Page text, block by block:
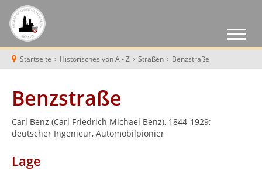
Startseite › Historisches von A - Z › Straßen › Benzstraße
Benzstraße
Carl Benz (Carl Friedrich Michael Benz), 1844-1929;
deutscher Ingenieur, Automobilpionier
Lage